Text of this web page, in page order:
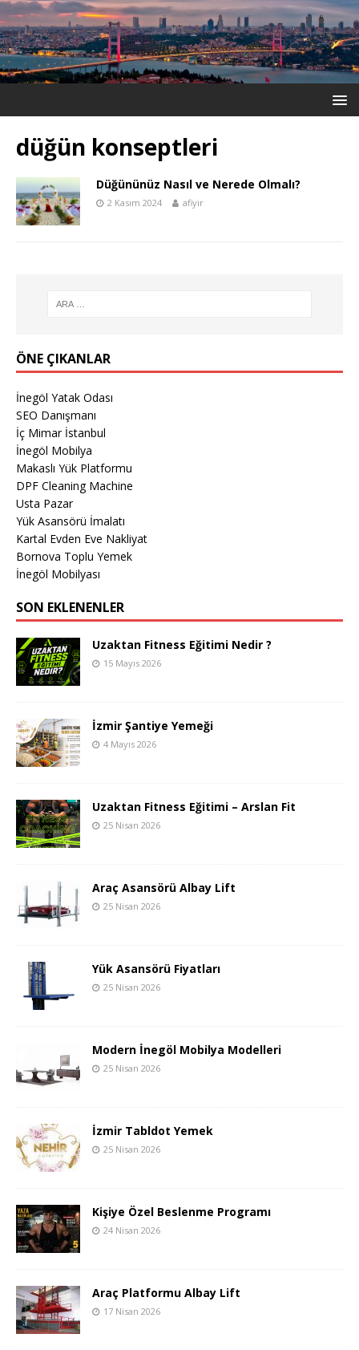
düğün konseptleri
Düğününüz Nasıl ve Nerede Olmalı?
2 Kasım 2024 afiyir
ÖNE ÇIKANLAR
İnegöl Yatak Odası
SEO Danışmanı
İç Mimar İstanbul
İnegöl Mobilya
Makaslı Yük Platformu
DPF Cleaning Machine
Usta Pazar
Yük Asansörü İmalatı
Kartal Evden Eve Nakliyat
Bornova Toplu Yemek
İnegöl Mobilyası
SON EKLENENLER
Uzaktan Fitness Eğitimi Nedir ?
15 Mayıs 2026
İzmir Şantiye Yemeği
4 Mayıs 2026
Uzaktan Fitness Eğitimi – Arslan Fit
25 Nisan 2026
Araç Asansörü Albay Lift
25 Nisan 2026
Yük Asansörü Fiyatları
25 Nisan 2026
Modern İnegöl Mobilya Modelleri
25 Nisan 2026
İzmir Tabldot Yemek
25 Nisan 2026
Kişiye Özel Beslenme Programı
24 Nisan 2026
Araç Platformu Albay Lift
17 Nisan 2026